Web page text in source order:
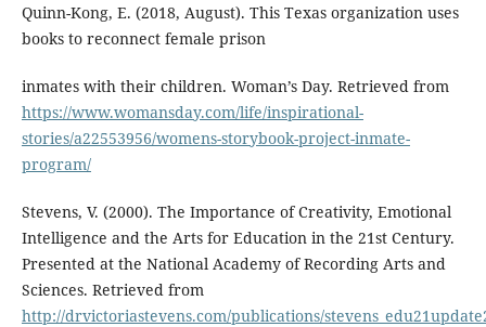
Quinn-Kong, E. (2018, August). This Texas organization uses
books to reconnect female prison
inmates with their children. Woman’s Day. Retrieved from
https://www.womansday.com/life/inspirational-
stories/a22553956/womens-storybook-project-inmate-
program/
Stevens, V. (2000). The Importance of Creativity, Emotional
Intelligence and the Arts for Education in the 21st Century.
Presented at the National Academy of Recording Arts and
Sciences. Retrieved from
http://drvictoriastevens.com/publications/